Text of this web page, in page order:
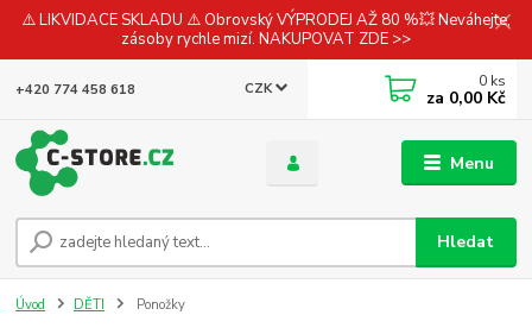
⚠️ LIKVIDACE SKLADU ⚠️ Obrovský VÝPRODEJ AŽ 80 %💥 Neváhejte,
zásoby rychle mizí. NAKUPOVAT ZDE >>
Menu
CZK
Hledat
+420 774 458 618 0 ks
za 0,00 Kč
Úvod DĚTI Ponožky